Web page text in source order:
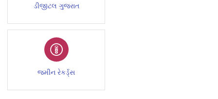
ડીજીટલ ગુજરાત
જમીન રેકર્ડ્સ